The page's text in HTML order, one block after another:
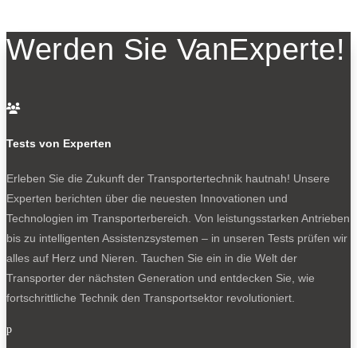
Werden Sie VanExperte!

Tests von Experten
Erleben Sie die Zukunft der Transportertechnik hautnah! Unsere
Experten berichten über die neuesten Innovationen und
Technologien im Transporterbereich. Von leistungsstarken Antrieben
bis zu intelligenten Assistenzsystemen – in unseren Tests prüfen wir
alles auf Herz und Nieren. Tauchen Sie ein in die Welt der
Transporter der nächsten Generation und entdecken Sie, wie
fortschrittliche Technik den Transportsektor revolutioniert.
p